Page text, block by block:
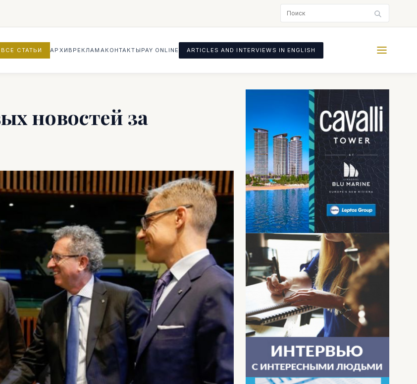
ВСЕ СТАТЬИ АРХИВ РЕКЛАМА КОНТАКТЫ PAY ONLINE ARTICLES AND INTERVIEWS IN ENGLISH
новостей за